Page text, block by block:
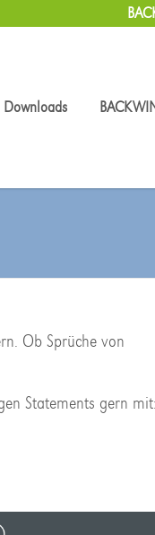
Downloads
Ob Sprüche von
Statements gern mit: